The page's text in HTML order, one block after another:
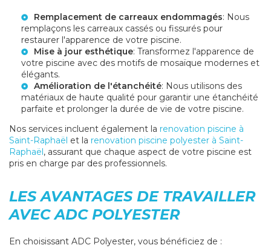
Remplacement de carreaux endommagés: Nous
remplaçons les carreaux cassés ou fissurés pour
restaurer l'apparence de votre piscine.
Mise à jour esthétique: Transformez l'apparence de
votre piscine avec des motifs de mosaïque modernes et
élégants.
Amélioration de l'étanchéité: Nous utilisons des
matériaux de haute qualité pour garantir une étanchéité
parfaite et prolonger la durée de vie de votre piscine.
Nos services incluent également la renovation piscine à
Saint-Raphaël et la renovation piscine polyester à Saint-
Raphaël, assurant que chaque aspect de votre piscine est
pris en charge par des professionnels.
LES AVANTAGES DE TRAVAILLER
AVEC ADC POLYESTER
En choisissant ADC Polyester, vous bénéficiez de :